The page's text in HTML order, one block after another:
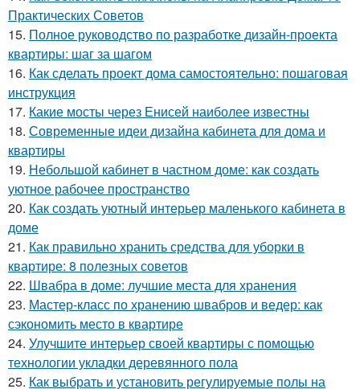
Практических Советов
15. Полное руководство по разработке дизайн-проекта
квартиры: шаг за шагом
16. Как сделать проект дома самостоятельно: пошаговая
инструкция
17. Какие мосты через Енисей наиболее известны
18. Современные идеи дизайна кабинета для дома и
квартиры
19. Небольшой кабинет в частном доме: как создать
уютное рабочее пространство
20. Как создать уютный интерьер маленького кабинета в
доме
21. Как правильно хранить средства для уборки в
квартире: 8 полезных советов
22. Швабра в доме: лучшие места для хранения
23. Мастер-класс по хранению швабров и ведер: как
сэкономить место в квартире
24. Улучшите интерьер своей квартиры с помощью
технологии укладки деревянного пола
25. Как выбрать и установить регулируемые полы на